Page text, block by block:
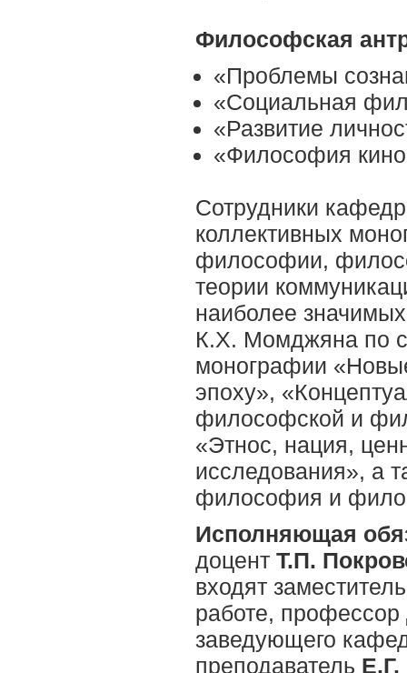
Философская
«Проблемы
«Социальная
«Развитие
«Философия
Сотрудники
коллективных
философии,
теории
наиболее
К.Х. Момджяна по
монографии
эпоху»,
философской и
«Этнос, нация,
исследования», а
философия и
Исполняющая
доцент Т.П.
входят
работе, профессор
заведующего
преподаватель Е.Г.